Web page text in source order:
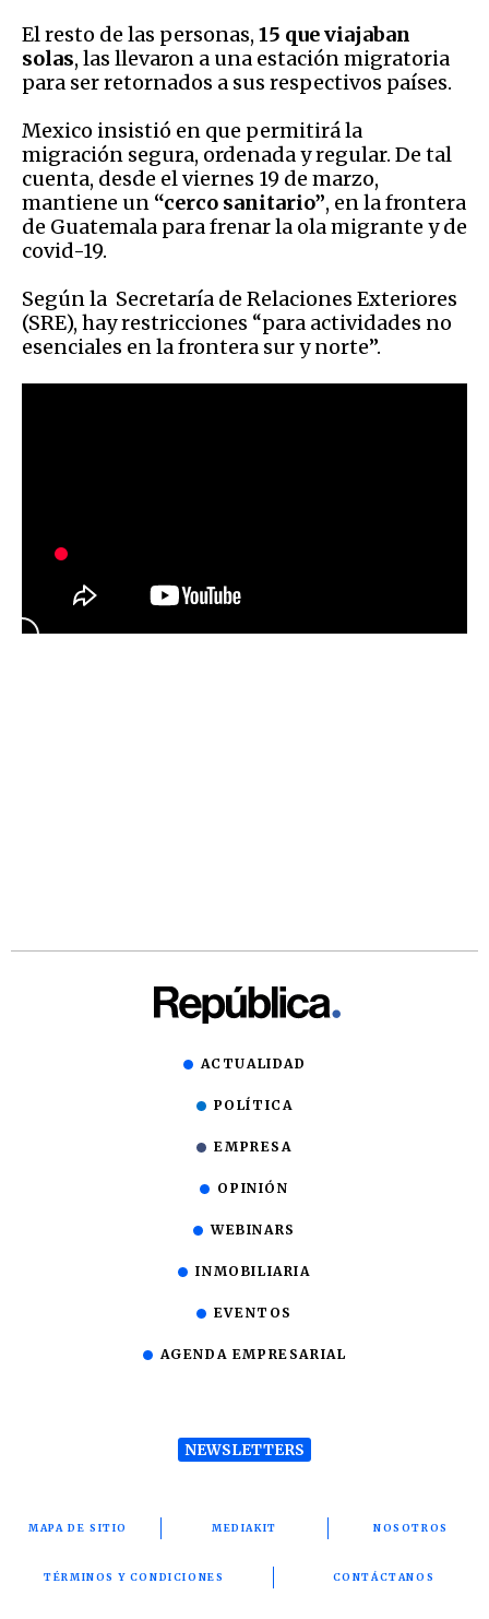
El resto de las personas, 15 que viajaban
solas, las llevaron a una estación migratoria
para ser retornados a sus respectivos países.
Mexico insistió en que permitirá la
migración segura, ordenada y regular. De tal
cuenta, desde el viernes 19 de marzo,
mantiene un “cerco sanitario”, en la frontera
de Guatemala para frenar la ola migrante y de
covid-19.
Según la Secretaría de Relaciones Exteriores
(SRE), hay restricciones “para actividades no
esenciales en la frontera sur y norte”.
ACTUALIDAD
POLÍTICA
EMPRESA
OPINIÓN
WEBINARS
INMOBILIARIA
EVENTOS
AGENDA EMPRESARIAL
NEWSLETTERS
MAPA DE SITIO MEDIAKIT NOSOTROS
TÉRMINOS Y CONDICIONES CONTÁCTANOS